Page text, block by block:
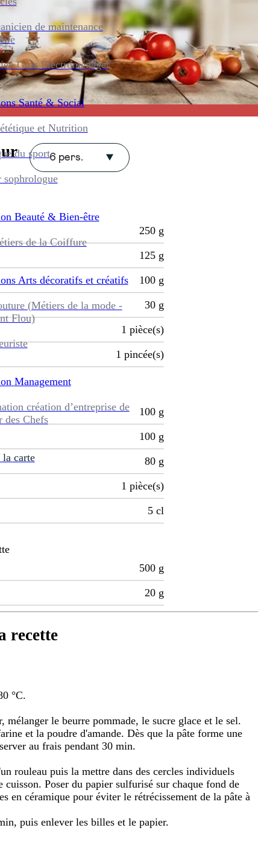
de maintenance
Gros Électroménager
Santé & Social
et Nutrition
du sport
sophrologue
Beauté & Bien-être
de la Coiffure
Arts décoratifs et créatifs
(Métiers de la mode -
Flou)
Management
création d’entreprise de
des Chefs
la carte
6 pers.
250 g
125 g
100 g
30 g
1 pièce(s)
1 pincée(s)
100 g
100 g
80 g
1 pièce(s)
5 cl
500 g
20 g
recette
°C.
mélanger le beurre pommade, le sucre glace et le sel.
et la poudre d'amande. Dès que la pâte forme une
au frais pendant 30 min.
rouleau puis la mettre dans des cercles individuels
cuisson. Poser du papier sulfurisé sur chaque fond de
en céramique pour éviter le rétrécissement de la pâte à
puis enlever les billes et le papier.